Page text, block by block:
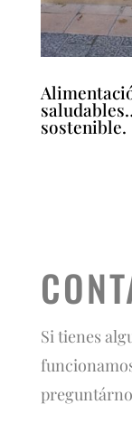
sostenible.
Si tienes